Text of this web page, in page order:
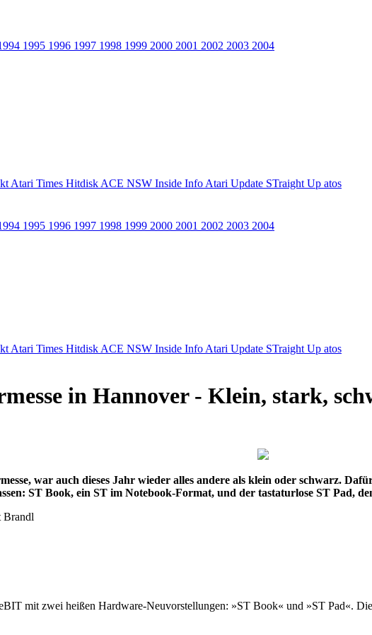
1995 1996 1997 1998 1999 2000 2001 2002 2003 2004
Atari Times Hitdisk ACE NSW Inside Info Atari Update STraight Up atos
1995 1996 1997 1998 1999 2000 2001 2002 2003 2004
Atari Times Hitdisk ACE NSW Inside Info Atari Update STraight Up atos
in Hannover - Klein, stark,
war auch dieses Jahr wieder alles andere als klein oder schwarz.
ST Book, ein ST im Notebook-Format, und der tastaturlose ST Pad,
Brandl
mit zwei heißen Hardware-Neuvorstellungen: »ST Book« und »ST Pad«.